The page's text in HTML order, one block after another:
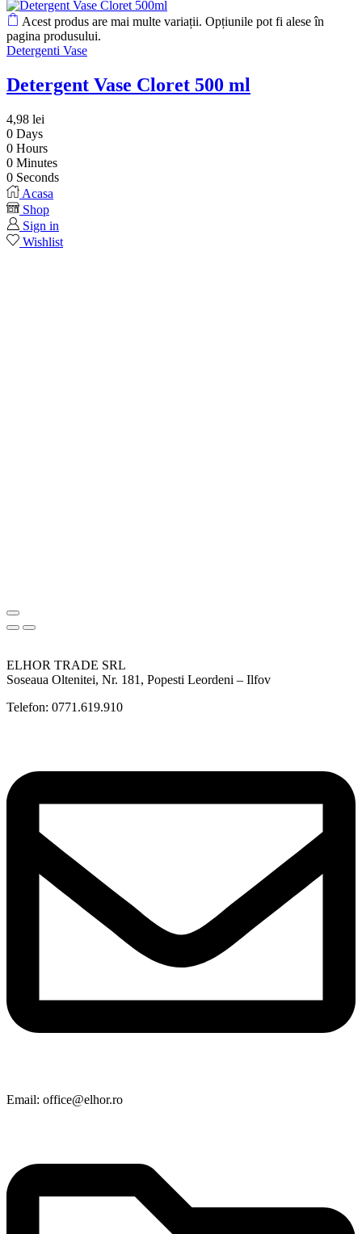
Acest produs are mai multe variații. Opțiunile pot fi alese în
pagina produsului.
Detergenti Vase
Detergent Vase Cloret 500 ml
4,98 lei
0 Days
0 Hours
0 Minutes
0 Seconds
Acasa
Shop
Sign in
Wishlist
ELHOR TRADE SRL
Soseaua Oltenitei, Nr. 181, Popesti Leordeni – Ilfov
Telefon: 0771.619.910
Email: office@elhor.ro